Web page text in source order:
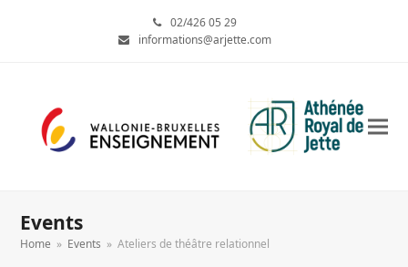
02/426 05 29
informations@arjette.com
Events
Home » Events » Ateliers de théâtre relationnel